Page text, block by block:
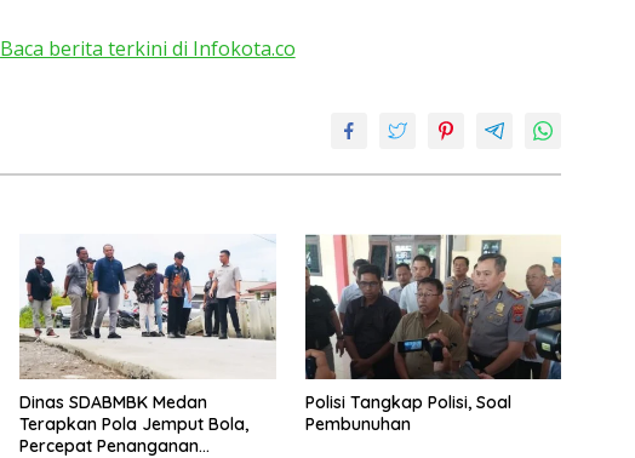
Baca berita terkini di Infokota.co
Dinas SDABMBK Medan
Terapkan Pola Jemput Bola,
Percepat Penanganan
Polisi Tangkap Polisi, Soal
Pembunuhan